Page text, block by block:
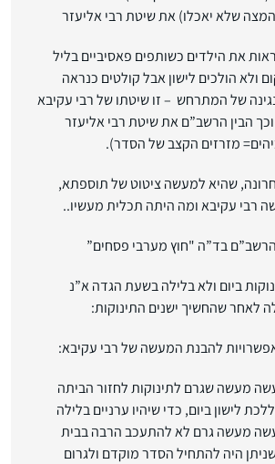
שלא יאכלו) את שיטת רבי אליעזר
את הילדים כשותפים פאסיביים בליל
ולא הולכים לישון אבל קולטים כנראה
של המתרחש – זו שיטתו של רבי עקיבא
הבין הרשב”ם את שיטת רבי אליעזר
מזרזים הקצב של הסדר).
שהיא למעשה ציטוט של תוספתא,
רבי עקיבא ומה היתה תכלית מעשיו..
בד”ה "חוץ מערבי פסחים”
ביום ולא בלילה בשעת הגדה א”נ
לאחר שהחשיך ישנים התינוקות:
להבנת המעשה של רבי עקיבא:
מעשה שגרם לתינוקות לחזור הביתה
לישון ביום, כדי שיהיו ערניים בלילה
מעשה גרם לא להתעכב הרבה בבית
היה להתחיל הסדר מוקדם ולגרום